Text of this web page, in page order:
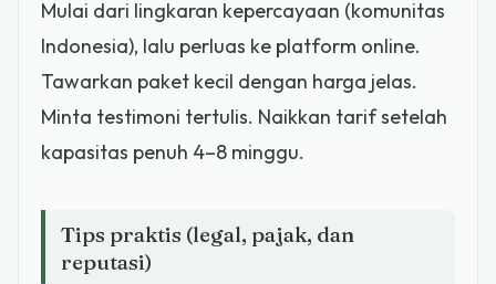
Mulai dari lingkaran kepercayaan (komunitas
Indonesia), lalu perluas ke platform online.
Tawarkan paket kecil dengan harga jelas.
Minta testimoni tertulis. Naikkan tarif setelah
kapasitas penuh 4–8 minggu.
Tips praktis (legal, pajak, dan
reputasi)